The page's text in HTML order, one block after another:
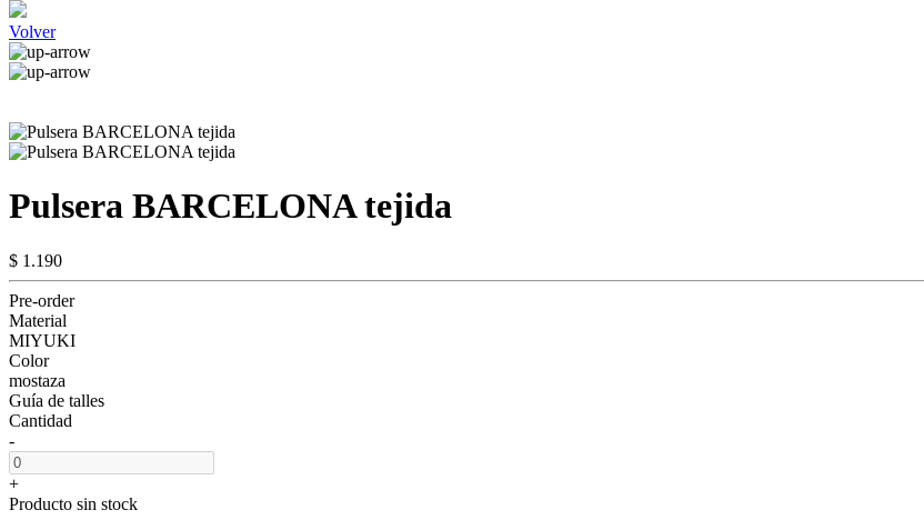
Volver
Pulsera BARCELONA tejida
$ 1.190
Pre-order
Material
MIYUKI
Color
mostaza
Guía de talles
Cantidad
-
+
Producto sin stock